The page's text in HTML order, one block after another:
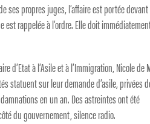
ses propres juges, l’affaire est portée
est rappelée à l’ordre. Elle doit
d’Etat à l’Asile et à l’Immigration, Nicole de
statuent sur leur demande d’asile, privées
en un an. Des astreintes ont été
du gouvernement, silence radio.